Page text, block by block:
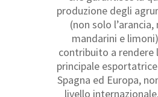
produzione degli
(non solo l’arancia,
mandarini e
contribuito a rendere
principale
Spagna ed Europa,
livello